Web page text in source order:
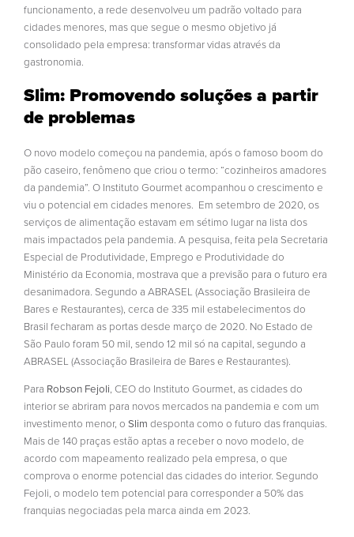
funcionamento, a rede desenvolveu um padrão voltado para
cidades menores, mas que segue o mesmo objetivo já
consolidado pela empresa: transformar vidas através da
gastronomia.
Slim: Promovendo soluções a partir
de problemas
O novo modelo começou na pandemia, após o famoso boom do
pão caseiro, fenômeno que criou o termo: “cozinheiros amadores
da pandemia”. O Instituto Gourmet acompanhou o crescimento e
viu o potencial em cidades menores. Em setembro de 2020, os
serviços de alimentação estavam em sétimo lugar na lista dos
mais impactados pela pandemia. A pesquisa, feita pela Secretaria
Especial de Produtividade, Emprego e Produtividade do
Ministério da Economia, mostrava que a previsão para o futuro era
desanimadora. Segundo a ABRASEL (Associação Brasileira de
Bares e Restaurantes), cerca de 335 mil estabelecimentos do
Brasil fecharam as portas desde março de 2020. No Estado de
São Paulo foram 50 mil, sendo 12 mil só na capital, segundo a
ABRASEL (Associação Brasileira de Bares e Restaurantes).
Para Robson Fejoli, CEO do Instituto Gourmet, as cidades do
interior se abriram para novos mercados na pandemia e com um
investimento menor, o Slim desponta como o futuro das franquias.
Mais de 140 praças estão aptas a receber o novo modelo, de
acordo com mapeamento realizado pela empresa, o que
comprova o enorme potencial das cidades do interior. Segundo
Fejoli, o modelo tem potencial para corresponder a 50% das
franquias negociadas pela marca ainda em 2023.